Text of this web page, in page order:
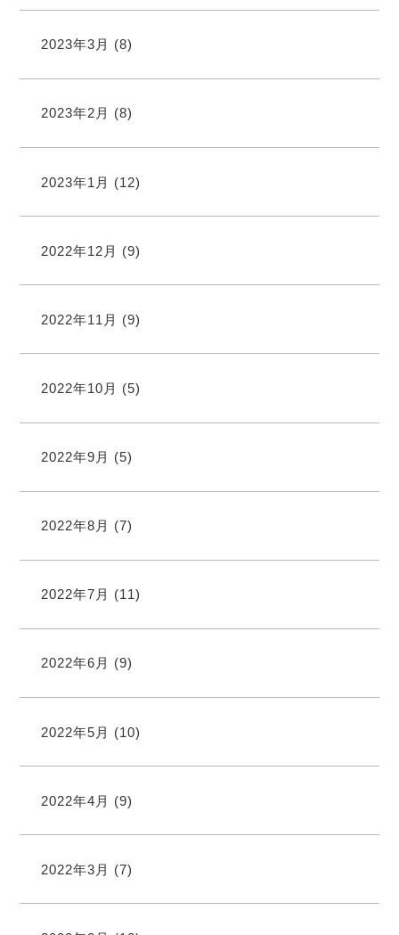
2023年3月 (8)
2023年2月 (8)
2023年1月 (12)
2022年12月 (9)
2022年11月 (9)
2022年10月 (5)
2022年9月 (5)
2022年8月 (7)
2022年7月 (11)
2022年6月 (9)
2022年5月 (10)
2022年4月 (9)
2022年3月 (7)